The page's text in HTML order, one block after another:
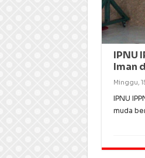
IPNU
Iman
Minggu,
IPNU
muda